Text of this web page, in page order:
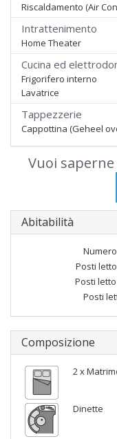
Riscaldamento (Air
Intrattenimento
Home Theater
Cucina ed
Frigorifero interno
Lavatrice
Tappezzerie
Cappottina (Geheel
Vuoi
Abitabilità
Posti
Posti
Posti
Composizione
2 x
Dinette